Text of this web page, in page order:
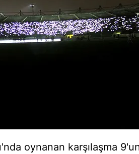
oynanan karşılaşma